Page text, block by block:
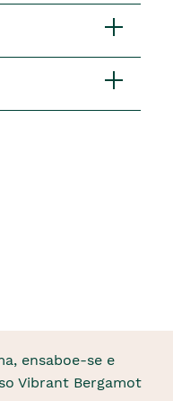
ensaboe-se e
Vibrant Bergamot